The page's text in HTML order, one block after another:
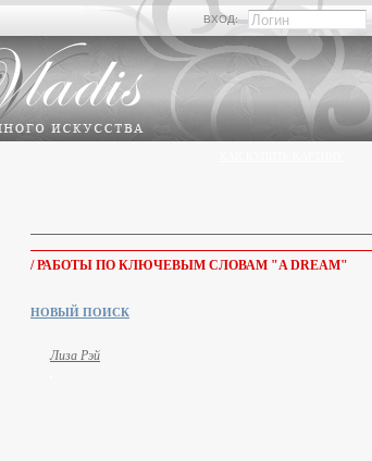
ВХОД:
/ РАБОТЫ ПО КЛЮЧЕВЫМ СЛОВАМ "A DREAM"
НОВЫЙ ПОИСК
Лиза Рэй